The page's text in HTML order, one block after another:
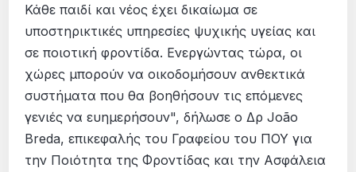
Κάθε παιδί και νέος έχει δικαίωμα σε
υποστηρικτικές υπηρεσίες ψυχικής υγείας και
σε ποιοτική φροντίδα. Ενεργώντας τώρα, οι
χώρες μπορούν να οικοδομήσουν ανθεκτικά
συστήματα που θα βοηθήσουν τις επόμενες
γενιές να ευημερήσουν", δήλωσε ο Δρ João
Breda, επικεφαλής του Γραφείου του ΠΟΥ για
την Ποιότητα της Φροντίδας και την Ασφάλεια